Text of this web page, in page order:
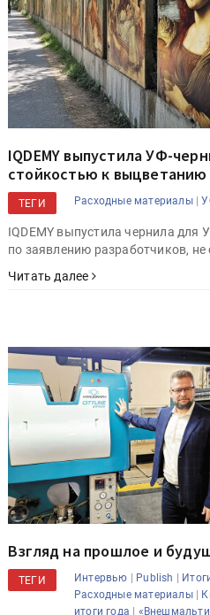
IQDEMY выпустила УФ-
стойкостью к выцветанию
ТЕГИ Расходные материалы|
IQDEMY выпустила чернила для
по заявлению разработчиков, не
Читать далее
Взгляд на прошлое и
ТЕГИ Интервью | Publish |
Расходные материалы|
итоги года |